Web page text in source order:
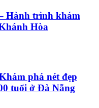
Hành trình khám
Hòa
phá nét đẹp
tuổi ở Đà Nẵng